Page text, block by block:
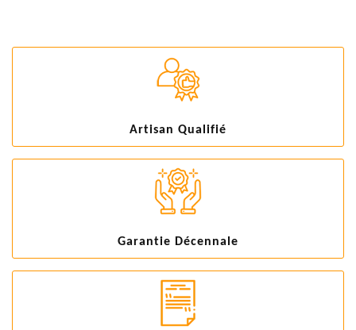
Artisan Qualifié
Garantie Décennale